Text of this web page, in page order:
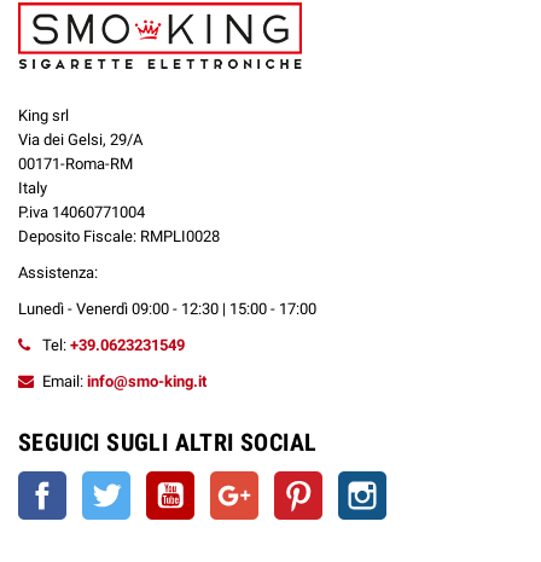
King srl
Via dei Gelsi, 29/A
00171-Roma-RM
Italy
P.iva 14060771004
Deposito Fiscale: RMPLI0028
Assistenza:
Lunedì - Venerdì 09:00 - 12:30 | 15:00 - 17:00
Tel: +39.0623231549
Email: info@smo-king.it
SEGUICI SUGLI ALTRI SOCIAL
Facebook Twitter YouTube Google+ Pinterest